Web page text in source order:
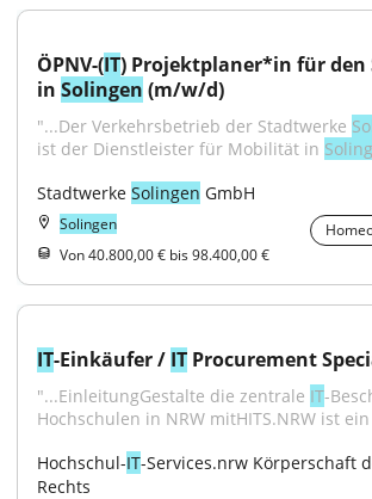
ÖPNV-(IT) Projektplaner*in für
in Solingen (m/w/d)
"...Der Verkehrsbetrieb der Stadtwerke
ist der Dienstleister für Mobilität in
Stadtwerke Solingen GmbH
Solingen
Von 40.800,00 € bis 98.400,00 €
IT-Einkäufer / IT Procurement
"...EinleitungGestalte die zentrale IT-
Hochschulen in NRW mitHITS.NRW ist
Hochschul-IT-Services.nrw Körperschaft
Rechts